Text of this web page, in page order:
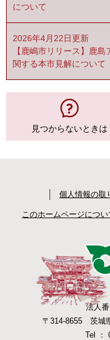
について
2026年4月22日更新
【鹿嶋市リリース】鹿
関する本市見解について
見つからないときは
個人情報の取
このホームページについ
法人
〒314-8655 茨城
Tel ：